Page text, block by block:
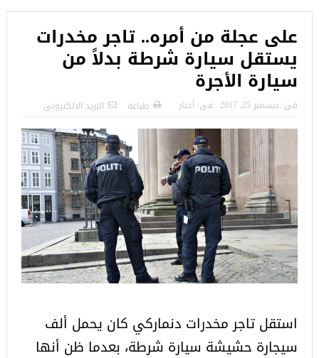
على عجلة من أمره.. تاجر مخدرات
يستقل سيارة شرطة بدلاً من
سيارة الأجرة
فى: ديسمبر 25, 2017 فى: أخبار طباعة البريد الالكترونى
استقل تاجر مخدرات دنماركي كان يحمل ألف
سيجارة حشيشة سيارة شرطة، بعدما ظن أنها